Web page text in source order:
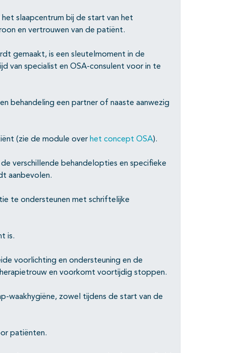
slaapcentrum bij de start van het
en vertrouwen van de patiënt.
gemaakt, is een sleutelmoment in de
van specialist en OSA-consulent voor in te
behandeling een partner of naaste aanwezig
(zie de module over het concept OSA).
verschillende behandelopties en specifieke
aanbevolen.
te ondersteunen met schriftelijke
is.
voorlichting en ondersteuning en de
en voorkomt voortijdig stoppen.
waakhygiëne, zowel tijdens de start van de
patiënten.